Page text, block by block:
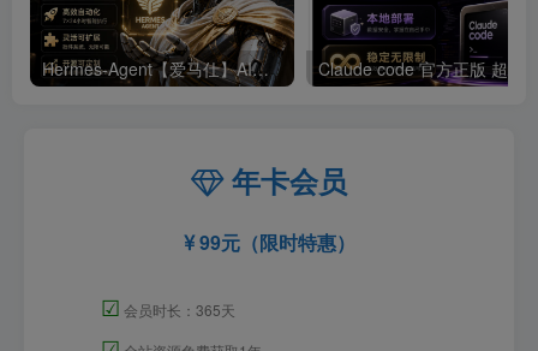
Hermes-Agent【爱马仕】AI自动化部署【会员免费领取安装包】
年卡会员
99元（限时特惠）
☑ 会员时长：365天